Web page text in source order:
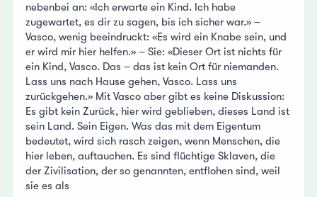
nebenbei an: «Ich erwarte ein Kind. Ich habe
zugewartet, es dir zu sagen, bis ich sicher war.» –
Vasco, wenig beeindruckt: «Es wird ein Knabe sein, und
er wird mir hier helfen.» – Sie: «Dieser Ort ist nichts für
ein Kind, Vasco. Das – das ist kein Ort für niemanden.
Lass uns nach Hause gehen, Vasco. Lass uns
zurückgehen.» Mit Vasco aber gibt es keine Diskussion:
Es gibt kein Zurück, hier wird geblieben, dieses Land ist
sein Land. Sein Eigen. Was das mit dem Eigentum
bedeutet, wird sich rasch zeigen, wenn Menschen, die
hier leben, auftauchen. Es sind flüchtige Sklaven, die
der Zivilisation, der so genannten, entflohen sind, weil
sie es als